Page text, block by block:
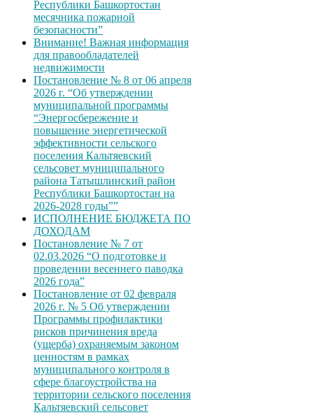
Республики Башкортостан
месячника пожарной
безопасности”
Внимание! Важная информация
для правообладателей
недвижимости
Постановление № 8 от 06 апреля
2026 г. “Об утверждении
муниципальной программы
“Энергосбережение и
повышение энергетической
эффективности сельского
поселения Кальтяевский
сельсовет муниципального
района Татышлинский район
Республики Башкортостан на
2026-2028 годы””
ИСПОЛНЕНИЕ БЮДЖЕТА ПО
ДОХОДАМ
Постановление № 7 от
02.03.2026 “О подготовке и
проведении весеннего паводка
2026 года”
Постановление от 02 февраля
2026 г. № 5 Об утверждении
Программы профилактики
рисков причинения вреда
(ущерба) охраняемым законом
ценностям в рамках
муниципального контроля в
сфере благоустройства на
территории сельского поселения
Кальтяевский сельсовет